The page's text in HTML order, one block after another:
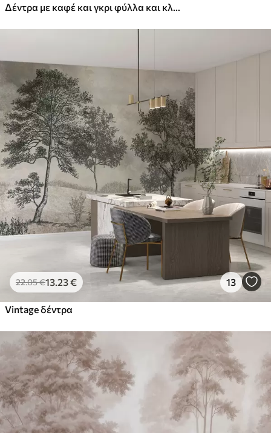
Δέντρα με καφέ και γκρι φύλλα και κλαδιά με πουλιά που πετούν στον ουρανό, λευκό φόντο
22.05€13.23€ 13
Vintage δέντρα